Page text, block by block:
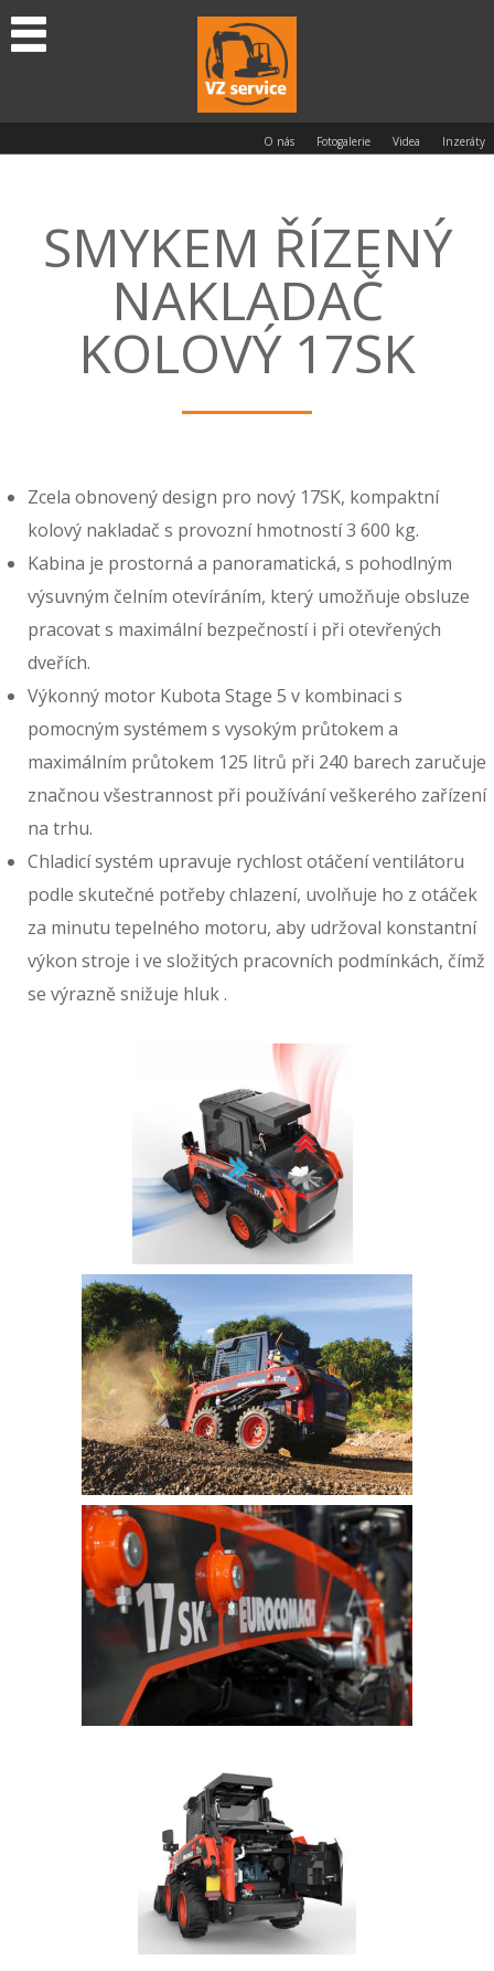
O nás Fotogalerie Videa Inzeráty
SMYKEM ŘÍZENÝ
NAKLADAČ
KOLOVÝ 17SK
Zcela obnovený design pro nový 17SK, kompaktní
kolový nakladač s provozní hmotností 3 600 kg.
Kabina je prostorná a panoramatická, s pohodlným
výsuvným čelním otevíráním, který umožňuje obsluze
pracovat s maximální bezpečností i při otevřených
dveřích.
Výkonný motor Kubota Stage 5 v kombinaci s
pomocným systémem s vysokým průtokem a
maximálním průtokem 125 litrů při 240 barech zaručuje
značnou všestrannost při používání veškerého zařízení
na trhu.
Chladicí systém upravuje rychlost otáčení ventilátoru
podle skutečné potřeby chlazení, uvolňuje ho z otáček
za minutu tepelného motoru, aby udržoval konstantní
výkon stroje i ve složitých pracovních podmínkách, čímž
se výrazně snižuje hluk .